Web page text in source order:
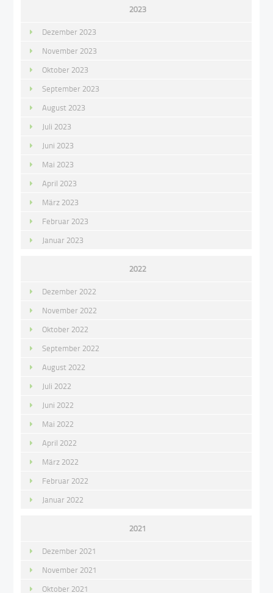
2023
Dezember 2023
November 2023
Oktober 2023
September 2023
August 2023
Juli 2023
Juni 2023
Mai 2023
April 2023
März 2023
Februar 2023
Januar 2023
2022
Dezember 2022
November 2022
Oktober 2022
September 2022
August 2022
Juli 2022
Juni 2022
Mai 2022
April 2022
März 2022
Februar 2022
Januar 2022
2021
Dezember 2021
November 2021
Oktober 2021